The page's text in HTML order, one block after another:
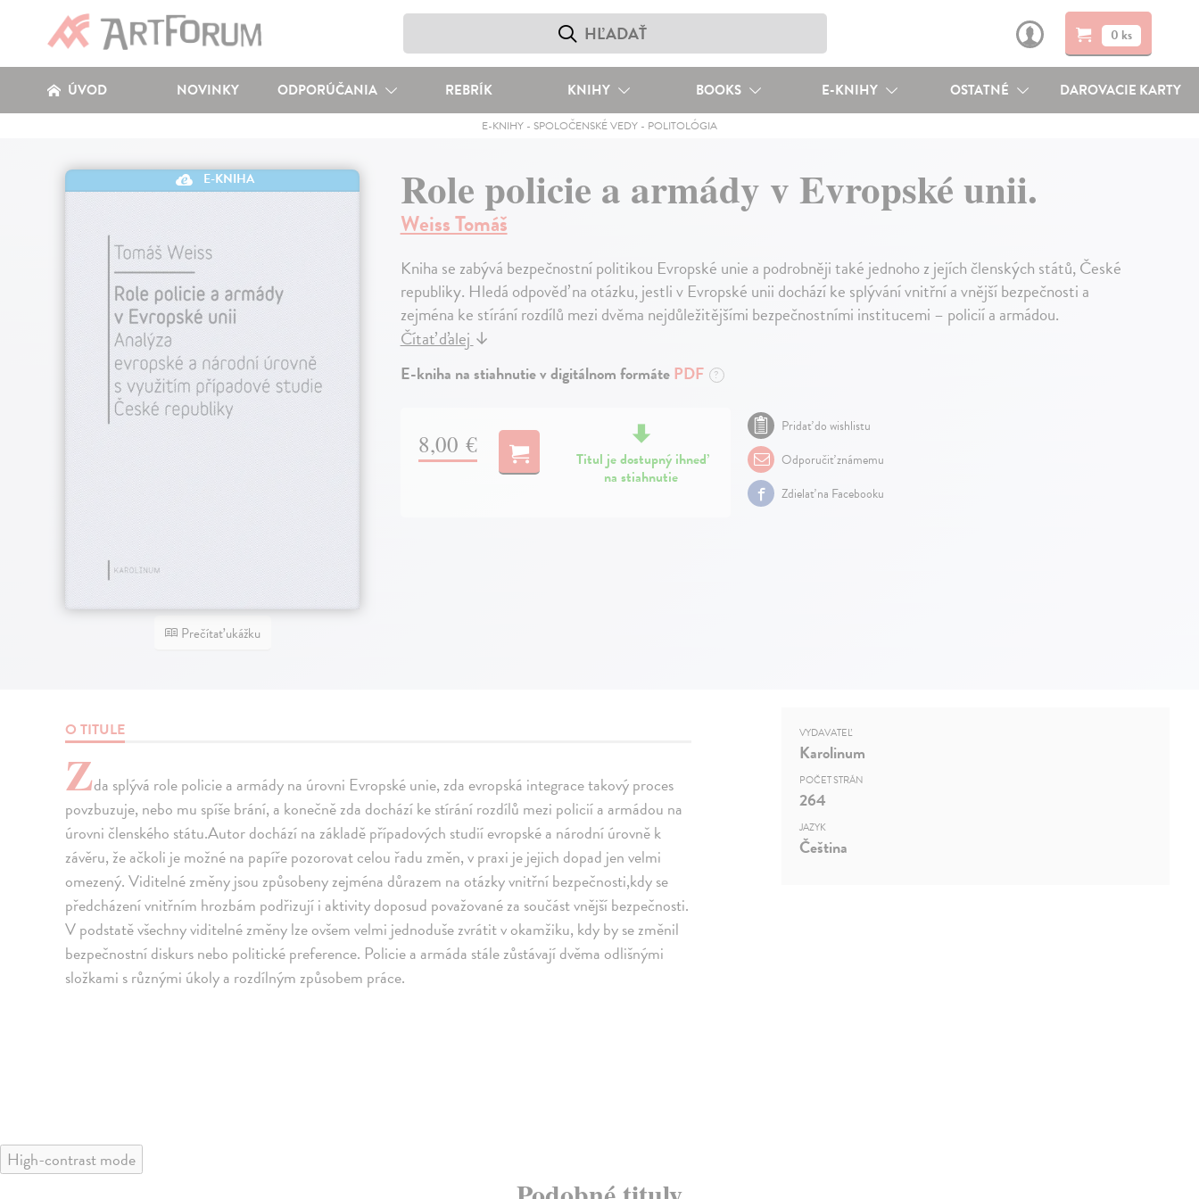
0 ks
ÚVOD NOVINKY ODPORÚČANIA REBRÍK KNIHY BOOKS E-KNIHY OSTATNÉ DAROVACIE KARTY
E-KNIHY- SPOLOČENSKÉ VEDY- POLITOLÓGIA
E-KNIHA
Prečítať ukážku
Role policie a armády v Evropské unii.
Weiss Tomáš
Kniha se zabývá bezpečnostní politikou Evropské unie a podrobněji také jednoho z jejích členských států, České
republiky. Hledá odpověď na otázku, jestli v Evropské unii dochází ke splývání vnitřní a vnější bezpečnosti a
zejména ke stírání rozdílů mezi dvěma nejdůležitějšími bezpečnostními institucemi – policií a armádou.
Čítať ďalej↓
E-kniha na stiahnutie v digitálnom formátePDF ?
8,00 €
Titul je dostupný ihneď
na stiahnutie
Pridať do wishlistu
Odporučiť známemu
Zdielať na Facebooku
O TITULE
Zda splývá role policie a armády na úrovni Evropské unie, zda evropská integrace takový proces
povzbuzuje, nebo mu spíše brání, a konečně zda dochází ke stírání rozdílů mezi policií a armádou na
úrovni členského státu.Autor dochází na základě případových studií evropské a národní úrovně k
závěru, že ačkoli je možné na papíře pozorovat celou řadu změn, v praxi je jejich dopad jen velmi
omezený. Viditelné změny jsou způsobeny zejména důrazem na otázky vnitřní bezpečnosti,kdy se
předcházení vnitřním hrozbám podřizují i aktivity doposud považované za součást vnější bezpečnosti.
V podstatě všechny viditelné změny lze ovšem velmi jednoduše zvrátit v okamžiku, kdy by se změnil
bezpečnostní diskurs nebo politické preference. Policie a armáda stále zůstávají dvěma odlišnými
složkami s různými úkoly a rozdílným způsobem práce.
VYDAVATEĽ
Karolinum
POČET STRÁN
264
JAZYK
Čeština
High-contrast mode